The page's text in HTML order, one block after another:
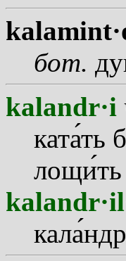
бот.
kalandr·i
катать
лощи
кала